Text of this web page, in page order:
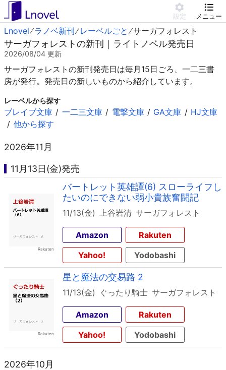
設定 メニュー
Lnovel ラノベ新刊 レーベルごと サーガフォレスト
サーガフォレストの新刊｜ライトノベル発売日
2026/08/04 更新
サーガフォレストの新刊発売日は毎月15日ごろ、一二三書
房が発行。発売日の新しいものから紹介しています。
レーベルから探す
ブレイブ文庫 一二三文庫 電撃文庫 GA文庫
HJ文庫
他から探す
2026年11月
11月13日(金)発売
バートレット英雄譚(6) スローライフし
たいのにできない弱小貴族奮闘記
11/13(金) 上谷岩清 サーガフォレスト
Amazon
Rakuten
Yahoo!
Yodobashi
星と魔法の交易路 2
11/13(金) ぐったり騎士 サーガフォレスト
Amazon
Rakuten
Yahoo!
Yodobashi
2026年10月